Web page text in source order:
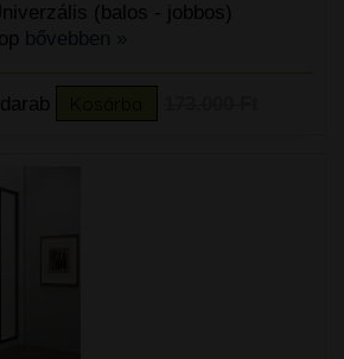
(balos - jobbos)
bővebben »
darab